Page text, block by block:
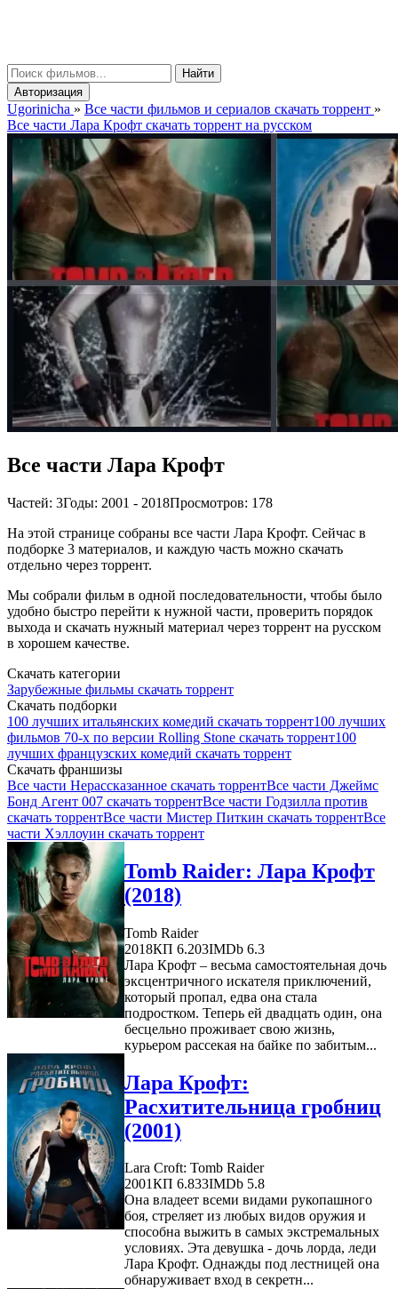
Найти
Авторизация
Ugorinicha » Все части фильмов и сериалов скачать торрент »
Все части Лара Крофт скачать торрент на русском
Все части Лара Крофт
Частей: 3Годы: 2001 - 2018Просмотров: 178
На этой странице собраны все части Лара Крофт. Сейчас в
подборке 3 материалов, и каждую часть можно скачать
отдельно через торрент.
Мы собрали фильм в одной последовательности, чтобы было
удобно быстро перейти к нужной части, проверить порядок
выхода и скачать нужный материал через торрент на русском
в хорошем качестве.
Скачать категории
Зарубежные фильмы скачать торрент
Скачать подборки
100 лучших итальянских комедий скачать торрент100 лучших
фильмов 70-х по версии Rolling Stone скачать торрент100
лучших французских комедий скачать торрент
Скачать франшизы
Все части Нерассказанное скачать торрентВсе части Джеймс
Бонд Агент 007 скачать торрентВсе части Годзилла против
скачать торрентВсе части Мистер Питкин скачать торрентВсе
части Хэллоуин скачать торрент
Tomb Raider: Лара Крофт
(2018)
Tomb Raider
2018КП 6.203IMDb 6.3
Лара Крофт – весьма самостоятельная дочь
эксцентричного искателя приключений,
который пропал, едва она стала
подростком. Теперь ей двадцать один, она
бесцельно проживает свою жизнь,
курьером рассекая на байке по забитым...
Лара Крофт:
Расхитительница гробниц
(2001)
Lara Croft: Tomb Raider
2001КП 6.833IMDb 5.8
Она владеет всеми видами рукопашного
боя, стреляет из любых видов оружия и
способна выжить в самых экстремальных
условиях. Эта девушка - дочь лорда, леди
Лара Крофт. Однажды под лестницей она
обнаруживает вход в секретн...